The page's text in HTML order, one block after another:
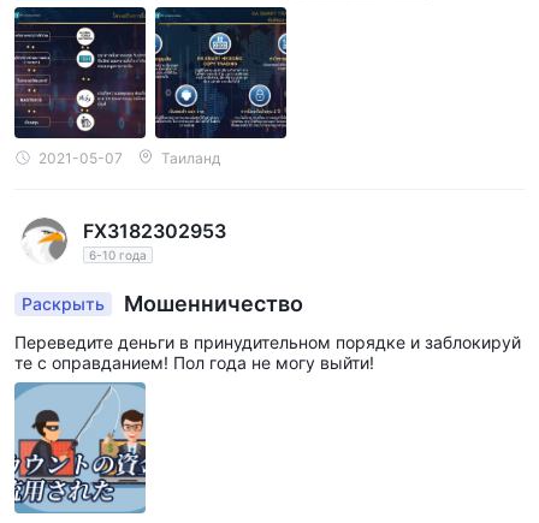
2021-05-07 Таиланд
FX3182302953
6-10 года
Раскрыть Мошенничество
Переведите деньги в принудительном порядке и заблокируй
те с оправданием! Пол года не могу выйти!